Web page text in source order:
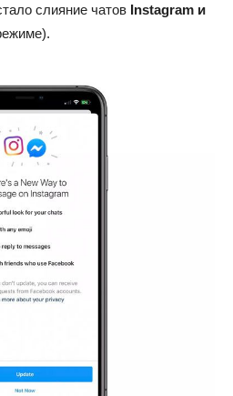
слияние чатов Instagram и